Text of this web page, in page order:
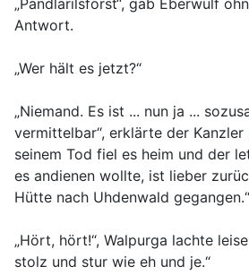
„Pandlarilsforst“, gab Eberwulf
Antwort.
„Wer hält es jetzt?“
„Niemand. Es ist ... nun ja ...
vermittelbar“, erklärte der Kanzler
seinem Tod fiel es heim und der
es andienen wollte, ist lieber
Hütte nach Uhdenwald gegangen.“
„Hört, hört!“, Walpurga lachte
stolz und stur wie eh und je.“